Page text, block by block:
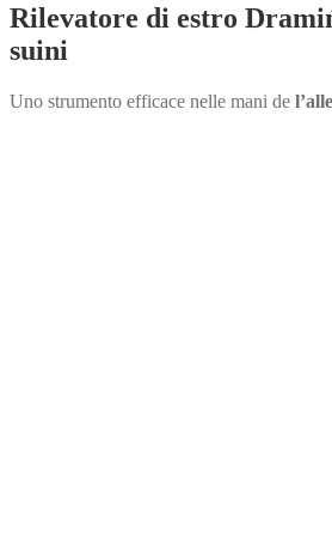
Rilevatore di estro
suini
Uno strumento efficace nelle mani de